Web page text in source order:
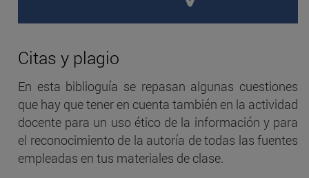
Citas y plagio
En esta biblioguía se repasan algunas cuestiones
que hay que tener en cuenta también en la actividad
docente para un uso ético de la información y para
el reconocimiento de la autoría de todas las fuentes
empleadas en tus materiales de clase.